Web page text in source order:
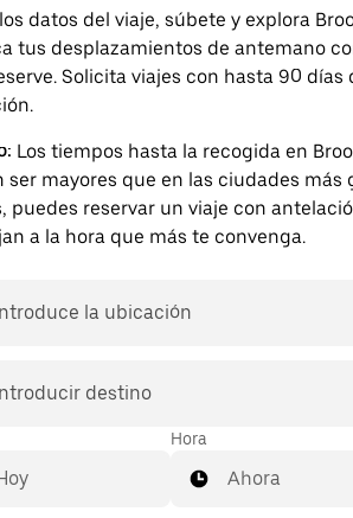
datos del viaje, súbete y explora
tus desplazamientos de antemano
Solicita viajes con hasta 90 días
Los tiempos hasta la recogida en
ser mayores que en las ciudades más
puedes reservar un viaje con
a la hora que más te convenga.
la ubicación
destino
Hora
Ahora